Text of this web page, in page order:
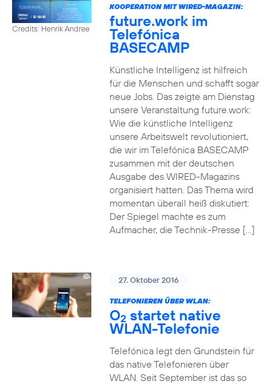
Credits: Henrik Andree
KOOPERATION MIT WIRED-MAGAZIN:
future.work im
Telefónica
BASECAMP
Künstliche Intelligenz ist hilfreich
für die Menschen und schafft sogar
neue Jobs. Das zeigte am Dienstag
unsere Veranstaltung future.work:
Wie die künstliche Intelligenz
unsere Arbeitswelt revolutioniert,
die wir im Telefónica BASECAMP
zusammen mit der deutschen
Ausgabe des WIRED-Magazins
organisiert hatten. Das Thema wird
momentan überall heiß diskutiert:
Der Spiegel machte es zum
Aufmacher, die Technik-Presse […]
27. Oktober 2016
TELEFONIEREN ÜBER WLAN:
O2 startet native
WLAN-Telefonie
Telefónica legt den Grundstein für
das native Telefonieren über
WLAN. Seit September ist das so